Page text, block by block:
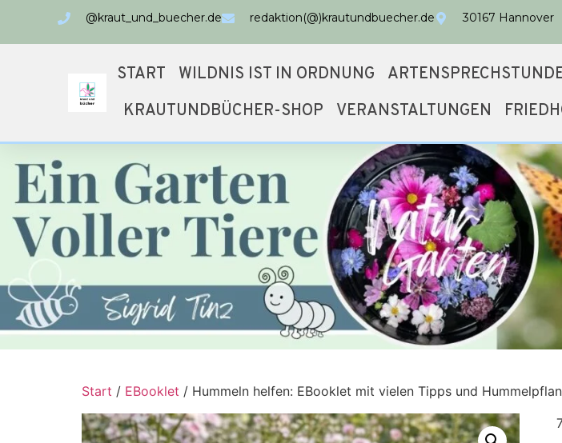
@kraut_und_buecher.de redaktion(@)krautundbuecher.de 30167 Hannover
START WILDNIS IST IN ORDNUNG
KRAUTUNDBÜCHER-SHOP
VERANSTALTUNGEN
Start / EBooklet / Hummeln helfen: EBooklet mit vielen Tipps und